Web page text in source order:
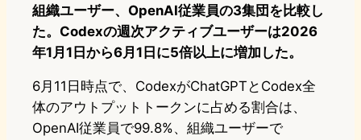
組織ユーザー、OpenAI従業員の3集団を比較し
た。Codexの週次アクティブユーザーは2026
年1月1日から6月1日に5倍以上に増加した。
6月11日時点で、CodexがChatGPTとCodex全
体のアウトプットトークンに占める割合は、
OpenAI従業員で99.8%、組織ユーザーで